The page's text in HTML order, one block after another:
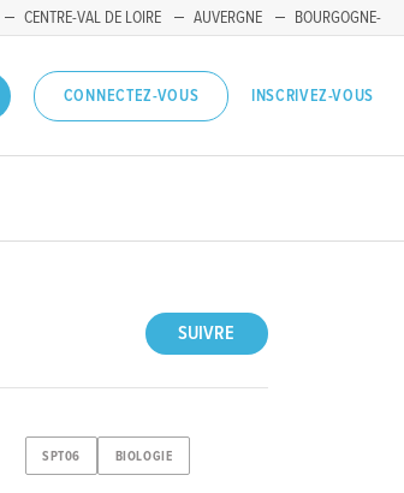
CENTRE-VAL DE LOIRE AUVERGNE
BOURGOGNE-
CONNECTEZ-VOUS INSCRIVEZ-VOUS
SUIVRE
SPT06 BIOLOGIE